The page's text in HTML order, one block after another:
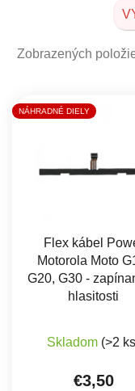
Zobrazených
Výpis
NÁHRADNÉ DIELY
Flex kábel
Motorola Moto
G20, G30 -
hlasitosti
Skladom (>2
€3,50